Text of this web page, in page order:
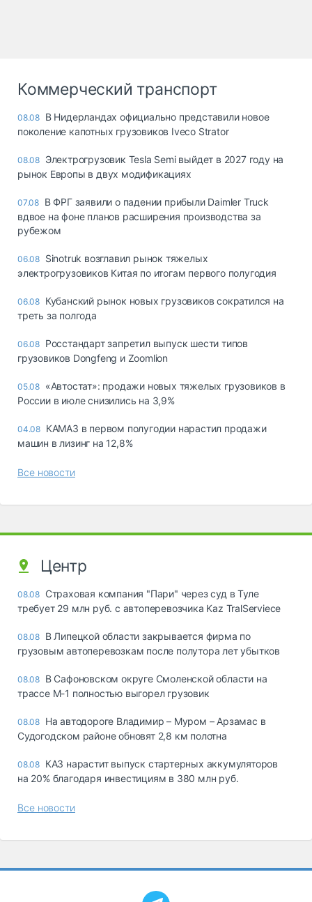
Коммерческий транспорт
08.08 В Нидерландах официально представили новое
поколение капотных грузовиков Iveco Strator
08.08 Электрогрузовик Tesla Semi выйдет в 2027 году на
рынок Европы в двух модификациях
07.08 В ФРГ заявили о падении прибыли Daimler Truck
вдвое на фоне планов расширения производства за
рубежом
06.08 Sinotruk возглавил рынок тяжелых
электрогрузовиков Китая по итогам первого полугодия
06.08 Кубанский рынок новых грузовиков сократился на
треть за полгода
06.08 Росстандарт запретил выпуск шести типов
грузовиков Dongfeng и Zoomlion
05.08 «Автостат»: продажи новых тяжелых грузовиков в
России в июле снизились на 3,9%
04.08 КАМАЗ в первом полугодии нарастил продажи
машин в лизинг на 12,8%
Все новости
Центр
08.08 Страховая компания "Пари" через суд в Туле
требует 29 млн руб. с автоперевозчика Kaz TralServiece
08.08 В Липецкой области закрывается фирма по
грузовым автоперевозкам после полутора лет убытков
08.08 В Сафоновском округе Смоленской области на
трассе М-1 полностью выгорел грузовик
08.08 На автодороге Владимир – Муром – Арзамас в
Судогодском районе обновят 2,8 км полотна
08.08 КАЗ нарастит выпуск стартерных аккумуляторов
на 20% благодаря инвестициям в 380 млн руб.
Все новости